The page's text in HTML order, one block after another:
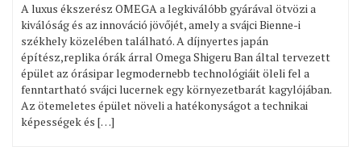
A luxus ékszerész OMEGA a legkiválóbb gyárával ötvözi a
kiválóság és az innováció jövőjét, amely a svájci Bienne-i
székhely közelében található. A díjnyertes japán
építész,replika órák árral Omega Shigeru Ban által tervezett
épület az órásipar legmodernebb technológiáit öleli fel a
fenntartható svájci lucernek egy környezetbarát kagylójában.
Az ötemeletes épület növeli a hatékonyságot a technikai
képességek és […]